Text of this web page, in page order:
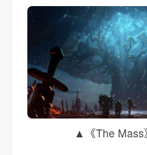
▲《The Mass